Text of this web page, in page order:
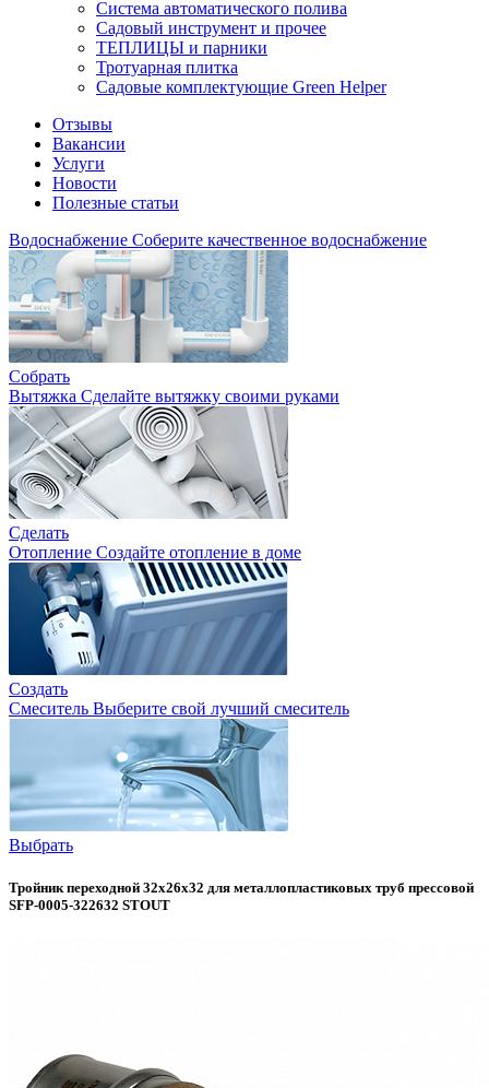
Система автоматического полива
Садовый инструмент и прочее
ТЕПЛИЦЫ и парники
Тротуарная плитка
Садовые комплектующие Green Helper
Отзывы
Вакансии
Услуги
Новости
Полезные статьи
Водоснабжение Соберите качественное водоснабжение
Собрать
Вытяжка Сделайте вытяжку своими руками
Сделать
Отопление Создайте отопление в доме
Создать
Смеситель Выберите свой лучший смеситель
Выбрать
Тройник переходной 32х26х32 для металлопластиковых труб прессовой
SFP-0005-322632 STOUT